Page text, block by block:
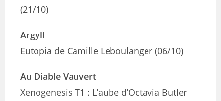
(21/10)
Argyll
Eutopia de Camille Leboulanger (06/10)
Au Diable Vauvert
Xenogenesis T1 : L’aube d’Octavia Butler